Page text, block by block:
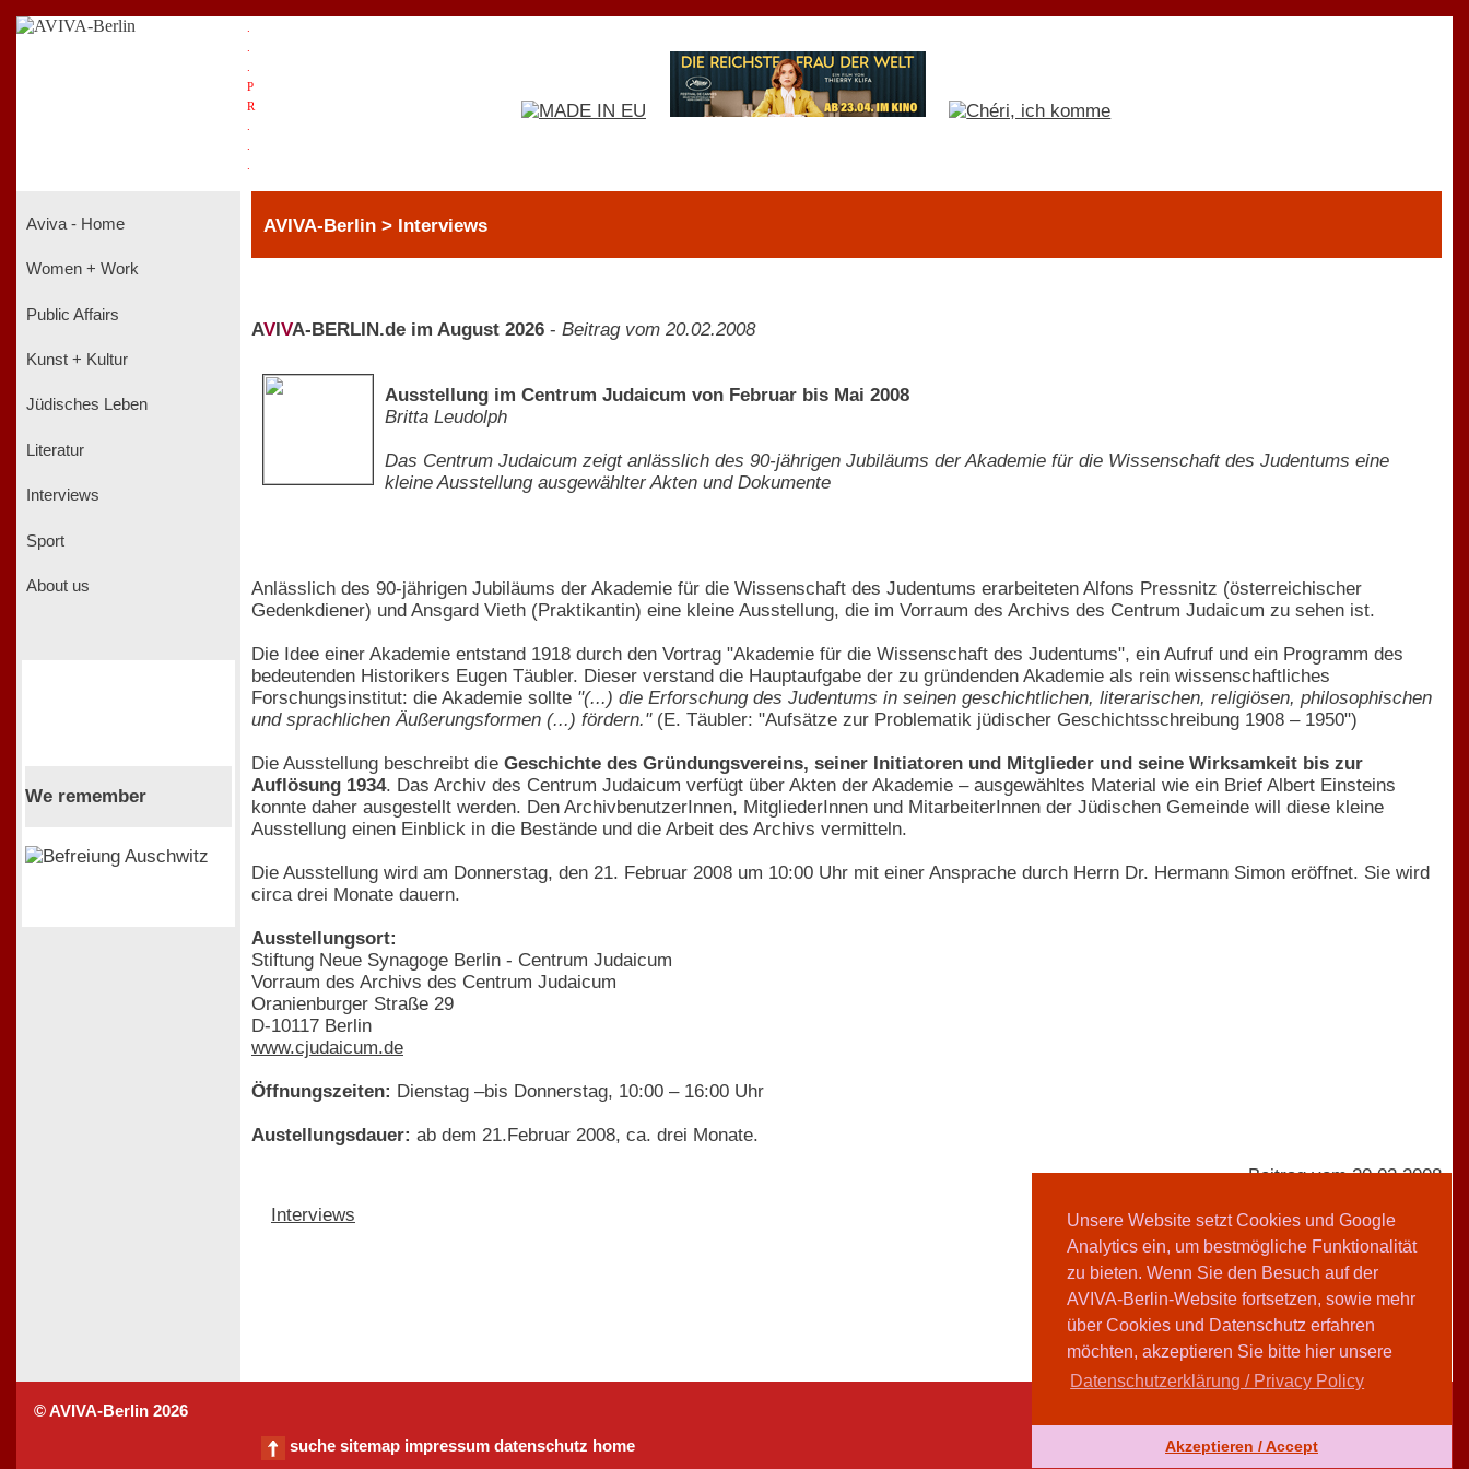
Unsere Website setzt Cookies und Google
Analytics ein, um bestmögliche Funktionalität
zu bieten. Wenn Sie den Besuch auf der
AVIVA-Berlin-Website fortsetzen, sowie mehr
über Cookies und Datenschutz erfahren
möchten, akzeptieren Sie bitte hier unsere
Datenschutzerklärung / Privacy Policy
Akzeptieren / Accept
P
R
Aviva - Home
Women + Work
Public Affairs
Kunst + Kultur
Jüdisches Leben
Literatur
Interviews
Sport
About us
We remember
AVIVA-Berlin > Interviews
AV VA-BERLIN.de im August 2026 - Beitrag vom 20.02.2008
Ausstellung im Centrum Judaicum von Februar bis Mai 2008
Britta Leudolph
Das Centrum Judaicum zeigt anlässlich des 90-jährigen Jubiläums der Akademie für die Wissenschaft des Judentums eine
kleine Ausstellung ausgewählter Akten und Dokumente
Anlässlich des 90-jährigen Jubiläums der Akademie für die Wissenschaft des Judentums erarbeiteten Alfons Pressnitz (österreichischer
Gedenkdiener) und Ansgard Vieth (Praktikantin) eine kleine Ausstellung, die im Vorraum des Archivs des Centrum Judaicum zu sehen ist.
Die Idee einer Akademie entstand 1918 durch den Vortrag "Akademie für die Wissenschaft des Judentums", ein Aufruf und ein Programm des
bedeutenden Historikers Eugen Täubler. Dieser verstand die Hauptaufgabe der zu gründenden Akademie als rein wissenschaftliches
Forschungsinstitut: die Akademie sollte "(...) die Erforschung des Judentums in seinen geschichtlichen, literarischen, religiösen, philosophischen
und sprachlichen Äußerungsformen (...) fördern."(E. Täubler: "Aufsätze zur Problematik jüdischer Geschichtsschreibung 1908 – 1950")
Die Ausstellung beschreibt die Geschichte des Gründungsvereins, seiner Initiatoren und Mitglieder und seine Wirksamkeit bis zur
Auflösung 1934. Das Archiv des Centrum Judaicum verfügt über Akten der Akademie – ausgewähltes Material wie ein Brief Albert Einsteins
konnte daher ausgestellt werden. Den ArchivbenutzerInnen, MitgliederInnen und MitarbeiterInnen der Jüdischen Gemeinde will diese kleine
Ausstellung einen Einblick in die Bestände und die Arbeit des Archivs vermitteln.
Die Ausstellung wird am Donnerstag, den 21. Februar 2008 um 10:00 Uhr mit einer Ansprache durch Herrn Dr. Hermann Simon eröffnet. Sie wird
circa drei Monate dauern.
Ausstellungsort:
Stiftung Neue Synagoge Berlin - Centrum Judaicum
Vorraum des Archivs des Centrum Judaicum
Oranienburger Straße 29
D-10117 Berlin
www.cjudaicum.de
Öffnungszeiten: Dienstag –bis Donnerstag, 10:00 – 16:00 Uhr
Austellungsdauer: ab dem 21.Februar 2008, ca. drei Monate.
Interviews
Beitrag vom 20.02.2008
Britta Leudolph
© AVIVA-Berlin 2026
suche sitemap impressum datenschutz home